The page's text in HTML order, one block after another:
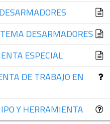
DESARMADORES
ESPECIAL
DE TRABAJO EN
Y HERRAMIENTA